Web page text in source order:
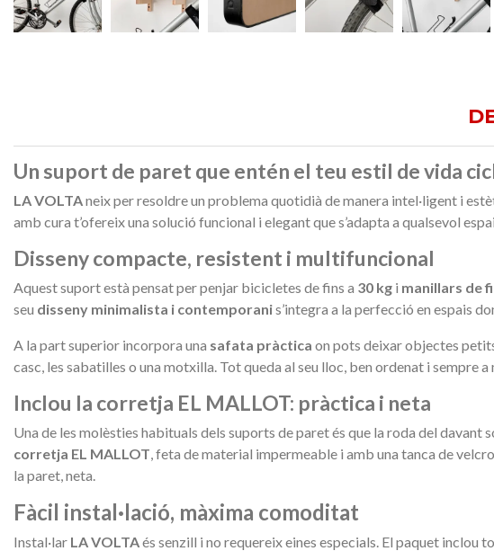
Un suport de paret que entén el teu estil de vida
LA VOLTAneix per resoldre un problema quotidià de manera intel·ligent i
amb cura t’ofereix una solució funcional i elegant que s’adapta a qualsevol
Disseny compacte, resistent i multifuncional
Aquest suport està pensat per penjar bicicletes de fins a 30 kg i manillars de
seu disseny minimalista i contemporanis’integra a la perfecció en espais
A la part superior incorpora una safata pràctica on pots deixar objectes
casc, les sabatilles o una motxilla. Tot queda al seu lloc, ben ordenat i sempre a
Inclou la corretja EL MALLOT: pràctica i neta
Una de les molèsties habituals dels suports de paret és que la roda del
corretja EL MALLOT , feta de material impermeable i amb una tanca de
la paret, neta.
Fàcil instal·lació, màxima comoditat
Instal·lar LA VOLTAés senzill i no requereix eines especials. El paquet inclou